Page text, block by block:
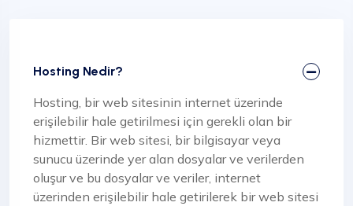
Hosting Nedir?
Hosting, bir web sitesinin internet üzerinde
erişilebilir hale getirilmesi için gerekli olan bir
hizmettir. Bir web sitesi, bir bilgisayar veya
sunucu üzerinde yer alan dosyalar ve verilerden
oluşur ve bu dosyalar ve veriler, internet
üzerinden erişilebilir hale getirilerek bir web sitesi